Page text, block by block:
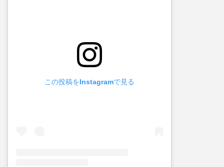
この投稿をInstagramで見る